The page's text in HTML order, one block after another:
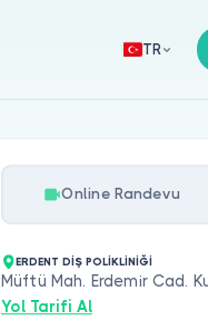
TR
Online Randevu
ERDENT DİŞ POLİKLİNİĞİ
Müftü Mah. Erdemir Cad.
Yol Tarifi Al